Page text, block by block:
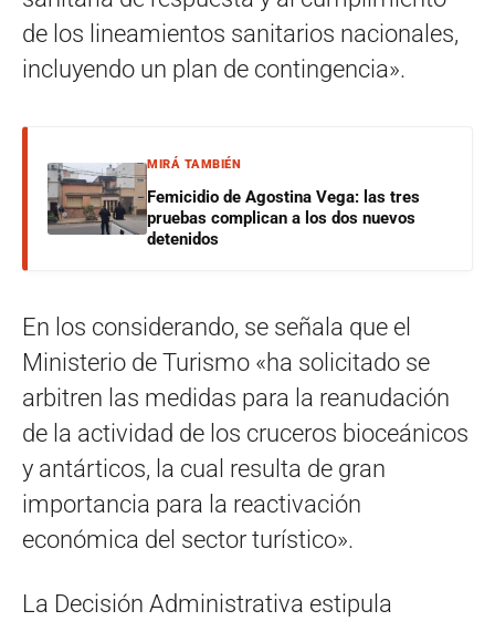
de los lineamientos sanitarios nacionales,
incluyendo un plan de contingencia».
MIRÁ TAMBIÉN
Femicidio de Agostina Vega: las tres
pruebas complican a los dos nuevos
detenidos
En los considerando, se señala que el
Ministerio de Turismo «ha solicitado se
arbitren las medidas para la reanudación
de la actividad de los cruceros bioceánicos
y antárticos, la cual resulta de gran
importancia para la reactivación
económica del sector turístico».
La Decisión Administrativa estipula